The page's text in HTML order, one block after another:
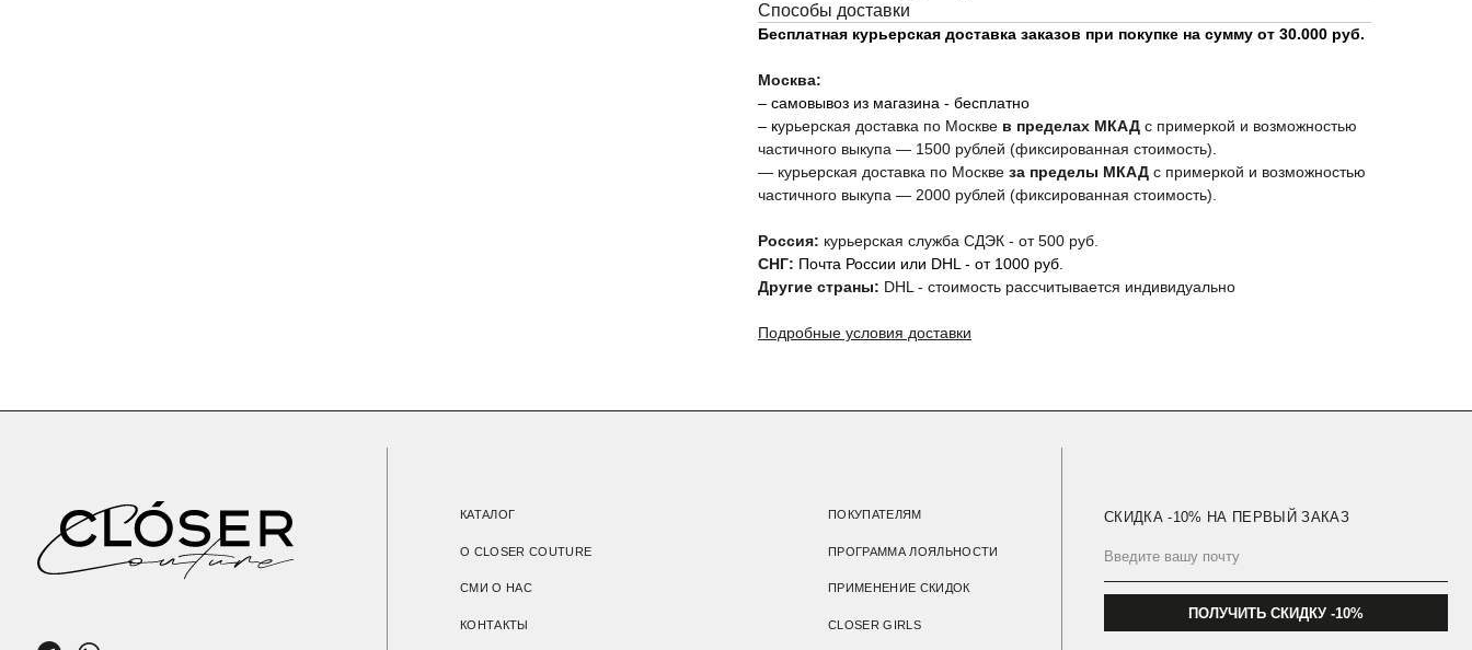
Способы доставки
Бесплатная курьерская доставка заказов при покупке на сумму от 30.000 руб.
Москва:
– самовывоз из магазина - бесплатно
– курьерская доставка по Москве в пределах МКАД с примеркой и возможностью
частичного выкупа — 1500 рублей (фиксированная стоимость).
— курьерская доставка по Москве за пределы МКАД с примеркой и возможностью
частичного выкупа — 2000 рублей (фиксированная стоимость).
Россия: курьерская служба СДЭК - от 500 руб.
СНГ: Почта России или DHL - от 1000 руб.
Другие страны: DHL - стоимость рассчитывается индивидуально
Подробные условия доставки
FAQ
ФРАНШИЗА
CLOSER GIRLS
ПРОГРАММА ЛОЯЛЬНОСТИ
Политика Конфиденциальности Публичная Оферта
ПОЛУЧИТЬ СКИДКУ -10%
Подпишитесь на новостную рассылку и получите
СКИДКА -10% НА ПЕРВЫЙ ЗАКАЗ